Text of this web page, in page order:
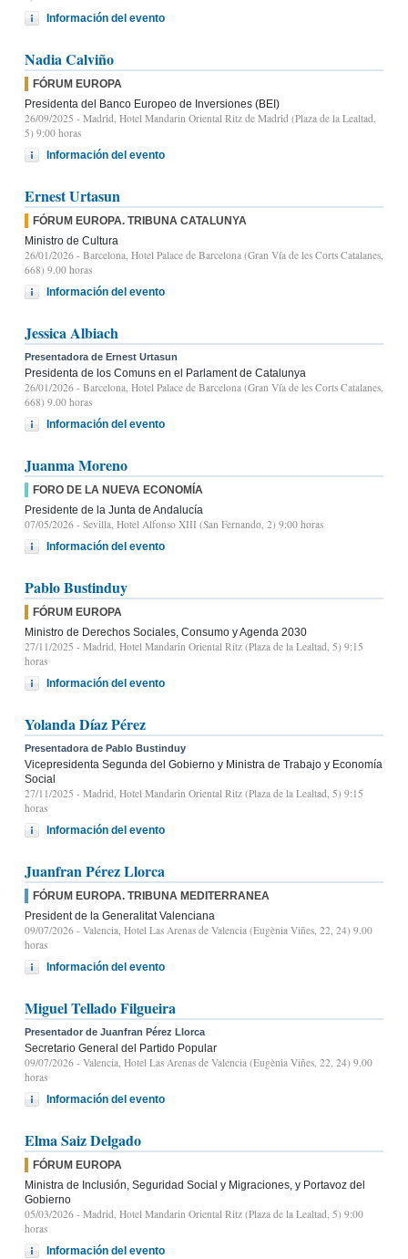
Información del evento
Nadia Calviño
FÓRUM EUROPA
Presidenta del Banco Europeo de Inversiones (BEI)
26/09/2025 - Madrid, Hotel Mandarin Oriental Ritz de Madrid (Plaza de la Lealtad,
5) 9:00 horas
Información del evento
Ernest Urtasun
FÓRUM EUROPA. TRIBUNA CATALUNYA
Ministro de Cultura
26/01/2026 - Barcelona, Hotel Palace de Barcelona (Gran Vía de les Corts Catalanes,
668) 9.00 horas
Información del evento
Jessica Albiach
Presentadora de Ernest Urtasun
Presidenta de los Comuns en el Parlament de Catalunya
26/01/2026 - Barcelona, Hotel Palace de Barcelona (Gran Vía de les Corts Catalanes,
668) 9.00 horas
Información del evento
Juanma Moreno
FORO DE LA NUEVA ECONOMÍA
Presidente de la Junta de Andalucía
07/05/2026 - Sevilla, Hotel Alfonso XIII (San Fernando, 2) 9:00 horas
Información del evento
Pablo Bustinduy
FÓRUM EUROPA
Ministro de Derechos Sociales, Consumo y Agenda 2030
27/11/2025 - Madrid, Hotel Mandarin Oriental Ritz (Plaza de la Lealtad, 5) 9:15
horas
Información del evento
Yolanda Díaz Pérez
Presentadora de Pablo Bustinduy
Vicepresidenta Segunda del Gobierno y Ministra de Trabajo y Economía
Social
27/11/2025 - Madrid, Hotel Mandarin Oriental Ritz (Plaza de la Lealtad, 5) 9:15
horas
Información del evento
Juanfran Pérez Llorca
FÓRUM EUROPA. TRIBUNA MEDITERRANEA
President de la Generalitat Valenciana
09/07/2026 - Valencia, Hotel Las Arenas de Valencia (Eugènia Viñes, 22, 24) 9.00
horas
Información del evento
Miguel Tellado Filgueira
Presentador de Juanfran Pérez Llorca
Secretario General del Partido Popular
09/07/2026 - Valencia, Hotel Las Arenas de Valencia (Eugènia Viñes, 22, 24) 9.00
horas
Información del evento
Elma Saiz Delgado
FÓRUM EUROPA
Ministra de Inclusión, Seguridad Social y Migraciones, y Portavoz del
Gobierno
05/03/2026 - Madrid, Hotel Mandarin Oriental Ritz (Plaza de la Lealtad, 5) 9:00
horas
Información del evento